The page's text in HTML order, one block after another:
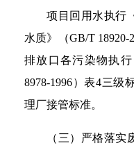
项目回用水执行
水质》（GB/T
排放口各污染物执
8978-1996）表4三级
理厂接管标准。
（三）严格落